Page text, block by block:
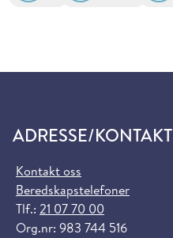
ADRESSE/KONTAKT
Kontakt oss
Beredskapstelefoner
Tlf.: 21 07 70 00
Org.nr: 983 744 516